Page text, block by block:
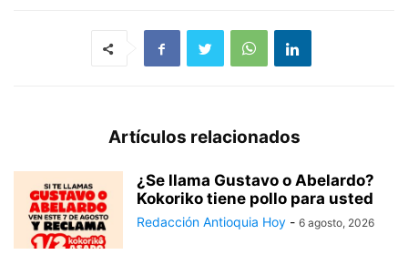
Artículos relacionados
¿Se llama Gustavo o Abelardo?
Kokoriko tiene pollo para usted
Redacción Antioquia Hoy - 6 agosto, 2026